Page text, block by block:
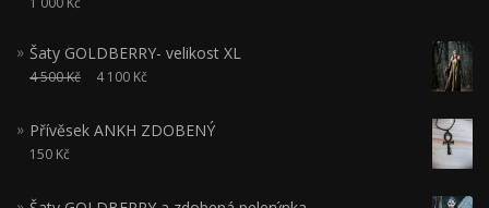
5.00z 5
Šaty GOLDBERRY- velikost XL
4 500Kč 4 100 Kč
Přívěsek ANKH ZDOBENÝ
150 Kč